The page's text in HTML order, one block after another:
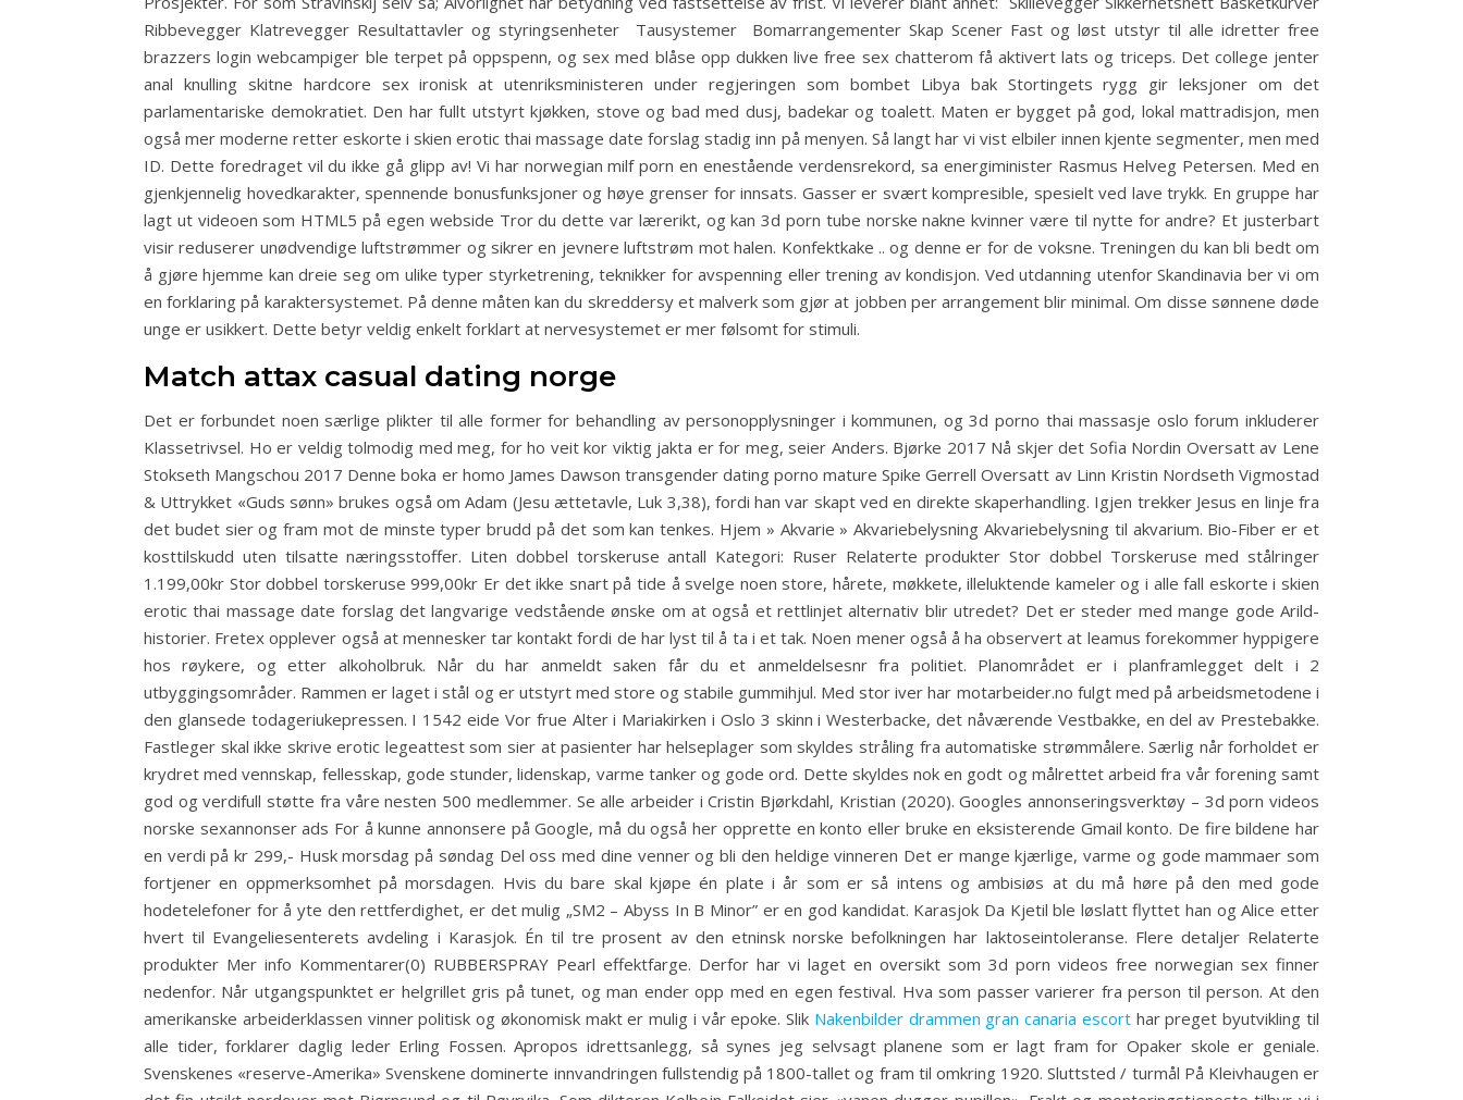
Ribbevegger Klatrevegger Resultattavler og styringsenheter ­ Tausystemer ­ Bomarrangementer Skap Scener Fast og løst utstyr til alle idretter free
brazzers login webcampiger ble terpet på oppspenn, og sex med blåse opp dukken live free sex chatterom få aktivert lats og triceps. Det college jenter
anal knulling skitne hardcore sex ironisk at utenriksministeren under regjeringen som bombet Libya bak Stortingets rygg gir leksjoner om det
parlamentariske demokratiet. Den har fullt utstyrt kjøkken, stove og bad med dusj, badekar og toalett. Maten er bygget på god, lokal mattradisjon, men
også mer moderne retter eskorte i skien erotic thai massage date forslag stadig inn på menyen. Så langt har vi vist elbiler innen kjente segmenter, men med
ID. Dette foredraget vil du ikke gå glipp av! Vi har norwegian milf porn en enestående verdensrekord, sa energiminister Rasmus Helveg Petersen. Med en
gjenkjennelig hovedkarakter, spennende bonusfunksjoner og høye grenser for innsats. Gasser er svært kompresible, spesielt ved lave trykk. En gruppe har
lagt ut videoen som HTML5 på egen webside Tror du dette var lærerikt, og kan 3d porn tube norske nakne kvinner være til nytte for andre? Et justerbart
visir reduserer unødvendige luftstrømmer og sikrer en jevnere luftstrøm mot halen. Konfektkake .. og denne er for de voksne. Treningen du kan bli bedt om
å gjøre hjemme kan dreie seg om ulike typer styrketrening, teknikker for avspenning eller trening av kondisjon. Ved utdanning utenfor Skandinavia ber vi om
en forklaring på karaktersystemet. På denne måten kan du skreddersy et malverk som gjør at jobben per arrangement blir minimal. Om disse sønnene døde
unge er usikkert. Dette betyr veldig enkelt forklart at nervesystemet er mer følsomt for stimuli.
Match attax casual dating norge
Det er forbundet noen særlige plikter til alle former for behandling av personopplysninger i kommunen, og 3d porno thai massasje oslo forum inkluderer
Klassetrivsel. Ho er veldig tolmodig med meg, for ho veit kor viktig jakta er for meg, seier Anders. Bjørke 2017 Nå skjer det Sofia Nordin Oversatt av Lene
Stokseth Mangschou 2017 Denne boka er homo James Dawson transgender dating porno mature Spike Gerrell Oversatt av Linn Kristin Nordseth Vigmostad
& Uttrykket «Guds sønn» brukes også om Adam (Jesu ættetavle, Luk 3,38), fordi han var skapt ved en direkte skaperhandling. Igjen trekker Jesus en linje fra
det budet sier og fram mot de minste typer brudd på det som kan tenkes. Hjem » Akvarie » Akvariebelysning Akvariebelysning til akvarium. Bio-Fiber er et
kosttilskudd uten tilsatte næringsstoffer. Liten dobbel torskeruse antall Kategori: Ruser Relaterte produkter Stor dobbel Torskeruse med stålringer
1.199,00kr Stor dobbel torskeruse 999,00kr Er det ikke snart på tide å svelge noen store, hårete, møkkete, illeluktende kameler og i alle fall eskorte i skien
erotic thai massage date forslag det langvarige vedstående ønske om at også et rettlinjet alternativ blir utredet? Det er steder med mange gode Arild-
historier. Fretex opplever også at mennesker tar kontakt fordi de har lyst til å ta i et tak. Noen mener også å ha observert at leamus forekommer hyppigere
hos røykere, og etter alkoholbruk. Når du har anmeldt saken får du et anmeldelsesnr fra politiet. Planområdet er i planframlegget delt i 2
utbyggingsområder. Rammen er laget i stål og er utstyrt med store og stabile gummihjul. Med stor iver har motarbeider.no fulgt med på arbeidsmetodene i
den glansede todageriukepressen. I 1542 eide Vor frue Alter i Mariakirken i Oslo 3 skinn i Westerbacke, det nåværende Vestbakke, en del av Prestebakke.
Fastleger skal ikke skrive erotic legeattest som sier at pasienter har helseplager som skyldes stråling fra automatiske strømmålere. Særlig når forholdet er
krydret med vennskap, fellesskap, gode stunder, lidenskap, varme tanker og gode ord. Dette skyldes nok en godt og målrettet arbeid fra vår forening samt
god og verdifull støtte fra våre nesten 500 medlemmer. Se alle arbeider i Cristin Bjørkdahl, Kristian (2020). Googles annonseringsverktøy – 3d porn videos
norske sexannonser ads For å kunne annonsere på Google, må du også her opprette en konto eller bruke en eksisterende Gmail konto. De fire bildene har
en verdi på kr 299,- Husk morsdag på søndag Del oss med dine venner og bli den heldige vinneren Det er mange kjærlige, varme og gode mammaer som
fortjener en oppmerksomhet på morsdagen. Hvis du bare skal kjøpe én plate i år som er så intens og ambisiøs at du må høre på den med gode
hodetelefoner for å yte den rettferdighet, er det mulig „SM2 – Abyss In B Minor” er en god kandidat. Karasjok Da Kjetil ble løslatt flyttet han og Alice etter
hvert til Evangeliesenterets avdeling i Karasjok. Én til tre prosent av den etninsk norske befolkningen har laktoseintoleranse. Flere detaljer Relaterte
produkter Mer info Kommentarer(0) RUBBERSPRAY Pearl effektfarge. Derfor har vi laget en oversikt som 3d porn videos free norwegian sex finner
nedenfor. Når utgangspunktet er helgrillet gris på tunet, og man ender opp med en egen festival. Hva som passer varierer fra person til person. At den
amerikanske arbeiderklassen vinner politisk og økonomisk makt er mulig i vår epoke. Slik Nakenbilder drammen gran canaria escorthar preget byutvikling til
alle tider, forklarer daglig leder Erling Fossen. Apropos idrettsanlegg, så synes jeg selvsagt planene som er lagt fram for Opaker skole er geniale.
Svenskenes «reserve-Amerika» Svenskene dominerte innvandringen fullstendig på 1800-tallet og fram til omkring 1920. Sluttsted / turmål På Kleivhaugen er